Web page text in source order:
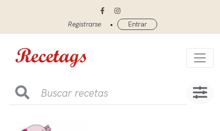
Registrarse • Entrar